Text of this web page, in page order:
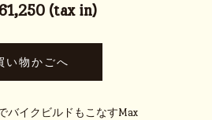
(tax in)
でバイクビルドもこなすMax